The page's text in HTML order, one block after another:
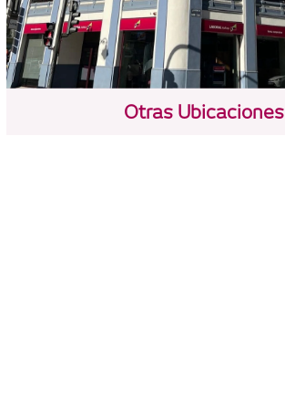
Otras Ubicaciones